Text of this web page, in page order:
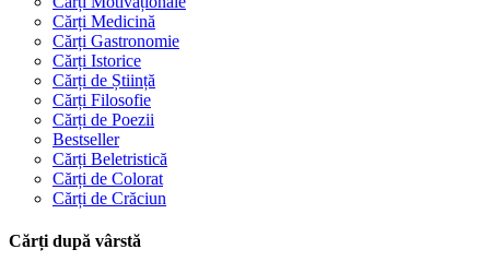
Cărți Medicină
Cărți Gastronomie
Cărți Istorice
Cărți de Știință
Cărți Filosofie
Cărți de Poezii
Bestseller
Cărți Beletristică
Cărți de Colorat
Cărți de Crăciun
Cărți după vârstă